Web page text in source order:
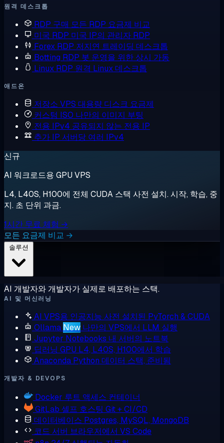
원격 데스크톱
RDP 구매 모든 RDP 요금제 비교
미국 RDP 미국 IP의 관리자 RDP
Forex RDP 저지연 트레이딩 데스크톱
Botting RDP 봇 운영을 위한 상시 가동
Linux RDP 원격 Linux 데스크톱
애드온
저장소 VPS 대용량 디스크 요금제
커스텀 ISO 나만의 이미지 부팅
전용 IPv4 공유되지 않는 전용 IP
추가 IP 서버당 여러 IPv4
신규
AI 워크로드용 GPU VPS
L4, L40S, H100에 전체 CUDA 스택 사전 설치. 시작, 학습, 중
지. 초 단위 과금.
1시간 무료 체험 →
모든 요금제 비교 →
AI 개발자와 개발자가 실제로 배포하는 스택.
AI 및 머신러닝
AI VPS용 인공지능 사전 설치된 PyTorch & CUDA
Ollama New 나만의 VPS에서 LLM 실행
Jupyter Notebooks 내 서버의 노트북
딥러닝 GPU L4, L40S, H100에서 학습
Anaconda Python 데이터 스택, 준비됨
개발자 & DEVOPS
Docker 루트 액세스 컨테이너
GitLab 셀프 호스팅 Git + CI/CD
데이터베이스 Postgres, MySQL, MongoDB
코드 서버 브라우저에서 VS Code